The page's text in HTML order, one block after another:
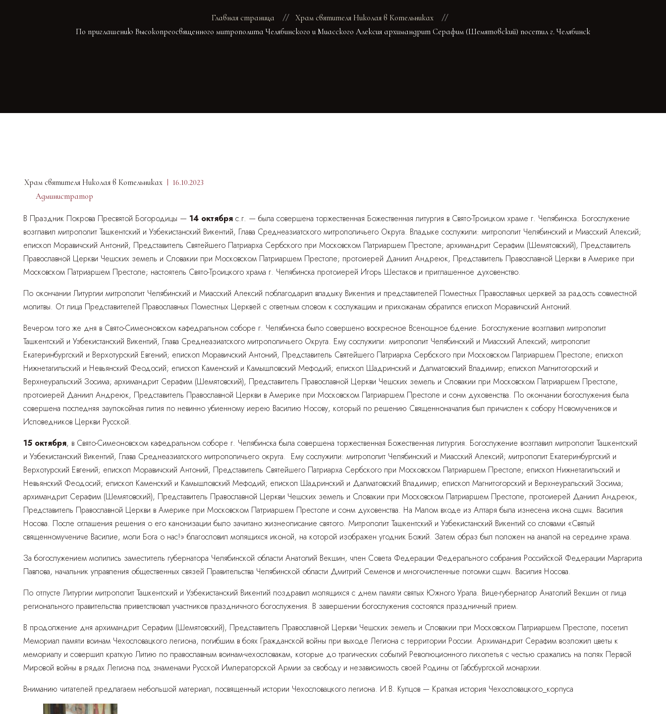
Главная страница
Храм святителя Николая в Котельниках
По приглашению Высокопреосвященного митрополита Челябинского и Миасского Алексия архимандрит Серафим (Шемятовский) посетил г. Челябинск
Храм святителя Николая в Котельниках
16.10.2023
Администратор
В Праздник Покрова Пресвятой Богородицы — 14 октября с.г. — была совершена торжественная Божественная литургия в Свято-Троицком храме г. Челябинска. Богослужение
возглавил митрополит Ташкентский и Узбекистанский Викентий, Глава Среднеазиатского митрополичьего Округа. Владыке сослужили: митрополит Челябинский и Миасский Алексий;
епископ Моравичский Антоний, Представитель Святейшего Патриарха Сербского при Московском Патриаршем Престоле; архимандрит Серафим (Шемятовский), Представитель
Православной Церкви Чешских земель и Словакии при Московском Патриаршем Престоле; протоиерей Даниил Андреюк, Представитель Православной Церкви в Америке при
Московском Патриаршем Престоле; настоятель Свято-Троицкого храма г. Челябинска протоиерей Игорь Шестаков и приглашенное духовенство.
По окончании Литургии митрополит Челябинский и Миасский Алексий поблагодарил владыку Викентия и представителей Поместных Православных церквей за радость совместной
молитвы. От лица Представителей Православных Поместных Церквей с ответным словом к сослужащим и прихожанам обратился епископ Моравичский Антоний.
Вечером того же дня в Свято-Симеоновском кафедральном соборе г. Челябинска было совершено воскресное Всенощное бдение. Богослужение возглавил митрополит
Ташкентский и Узбекистанский Викентий, Глава Среднеазиатского митрополичьего Округа. Ему сослужили: митрополит Челябинский и Миасский Алексий; митрополит
Екатеринбургский и Верхотурский Евгений; епископ Моравичский Антоний, Представитель Святейшего Патриарха Сербского при Московском Патриаршем Престоле; епископ
Нижнетагильский и Невьянский Феодосий; епископ Каменский и Камышловский Мефодий; епископ Шадринский и Далматовский Владимир; епископ Магнитогорский и
Верхнеуральский Зосима; архимандрит Серафим (Шемятовский), Представитель Православной Церкви Чешских земель и Словакии при Московском Патриаршем Престоле,
протоиерей Даниил Андреюк, Представитель Православной Церкви в Америке при Московском Патриаршем Престоле и сонм духовенства. По окончании богослужения была
совершена последняя заупокойная лития по невинно убиенному иерею Василию Носову, который по решению Священноначалия был причислен к собору Новомучеников и
Исповедников Церкви Русской.
15 октября, в Свято-Симеоновском кафедральном соборе г. Челябинска была совершена торжественная Божественная литургия. Богослужение возглавил митрополит Ташкентский
и Узбекистанский Викентий, Глава Среднеазиатского митрополичьего округа. Ему сослужили: митрополит Челябинский и Миасский Алексий; митрополит Екатеринбургский и
Верхотурский Евгений; епископ Моравичский Антоний, Представитель Святейшего Патриарха Сербского при Московском Патриаршем Престоле; епископ Нижнетагильский и
Невьянский Феодосий; епископ Каменский и Камышловский Мефодий; епископ Шадринский и Далматовский Владимир; епископ Магнитогорский и Верхнеуральский Зосима;
архимандрит Серафим (Шемятовский), Представитель Православной Церкви Чешских земель и Словакии при Московском Патриаршем Престоле, протоиерей Даниил Андреюк,
Представитель Православной Церкви в Америке при Московском Патриаршем Престоле и сонм духовенства. На Малом входе из Алтаря была изнесена икона сщмч. Василия
Носова. После оглашения решения о его канонизации было зачитано жизнеописание святого. Митрополит Ташкентский и Узбекистанский Викентий со словами «Святый
священномучениче Василие, моли Бога о нас!» благословил молящихся иконой, на которой изображен угодник Божий. Затем образ был положен на аналой на середине храма.
За богослужением молились заместитель губернатора Челябинской области Анатолий Векшин, член Совета Федерации Федерального собрания Российской Федерации Маргарита
Павлова, начальник управления общественных связей Правительства Челябинской области Дмитрий Семенов и многочисленные потомки сщмч. Василия Носова.
По отпусте Литургии митрополит Ташкентский и Узбекистанский Викентий поздравил молящихся с днем памяти святых Южного Урала. Вице-губернатор Анатолий Векшин от лица
регионального правительства приветствовал участников праздничного богослужения. В завершении богослужения состоялся праздничный прием.
В продолжение дня архимандрит Серафим (Шемятовский), Представитель Православной Церкви Чешских земель и Словакии при Московском Патриаршем Престоле, посетил
Мемориал памяти воинам Чехословацкого легиона, погибшим в боях Гражданской войны при выходе Легиона с территории России. Архимандрит Серафим возложил цветы к
мемориалу и совершил краткую Литию по православным воинам-чехословакам, которые до трагических событий Революционного лихолетья с честью сражались на полях Первой
Мировой войны в рядах Легиона под знаменами Русской Императорской Армии за свободу и независимость своей Родины от Габсбургской монархии.
Вниманию читателей предлагаем небольшой материал, посвященный истории Чехословацкого легиона. И.В. Купцов — Краткая история Чехословацкого_корпуса